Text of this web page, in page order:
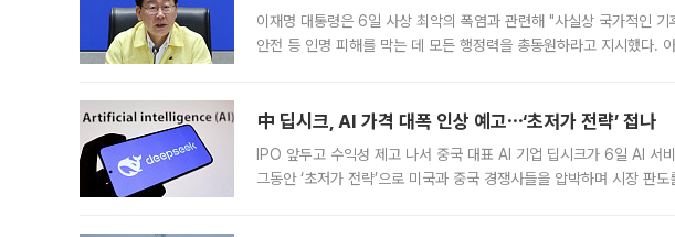
이재명 대통령은 6일 사상 최악의 폭염과 관련해 "사실상 국가적인
안전 등 인명 피해를 막는 데 모든 행정력을 총동원하라고 지시했다.
中 딥시크, AI 가격 대폭 인상 예고⋯‘초저가 전략’ 접나
IPO 앞두고 수익성 제고 나서 중국 대표 AI 기업 딥시크가 6일 AI 서
그동안 ‘초저가 전략’으로 미국과 중국 경쟁사들을 압박하며 시장 판